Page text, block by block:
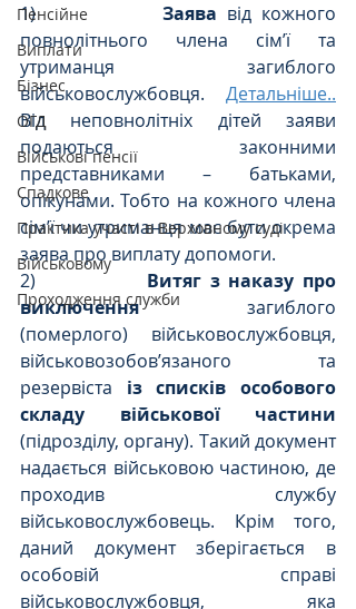
Пенсійне
Виплати
Бізнес
ОГД
Військові пенсії
Спадкове
Практика участі в Верховному суді
Військовому
Проходження служби
1) Заява від кожного
повнолітнього члена сім’ї та
утриманця загиблого
військовослужбовця. Детальніше..
Від неповнолітніх дітей заяви
подаються законними
представниками – батьками,
опікунами. Тобто на кожного члена
сім’ї чи утриманця має бути окрема
заява про виплату допомоги.
2) Витяг з наказу про
виключення загиблого
(померлого) військовослужбовця,
військовозобов’язаного та
резервіста із списків особового
складу військової частини
(підрозділу, органу). Такий документ
надається військовою частиною, де
проходив службу
військовослужбовець. Крім того,
даний документ зберігається в
особовій справі
військовослужбовця, яка